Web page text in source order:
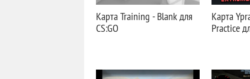
Карта Training - Blank для
CS:GO
Карта
Practice